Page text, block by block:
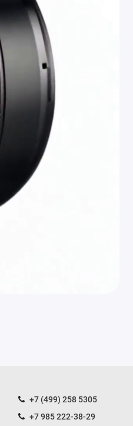
+7 (499) 258 5305
+7 985 222-38-29